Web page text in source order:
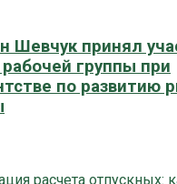
Шевчук принял
группы при
по развитию